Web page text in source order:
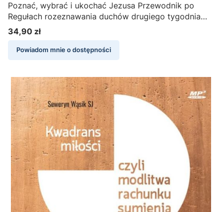
Poznać, wybrać i ukochać Jezusa Przewodnik po
Regułach rozeznawania duchów drugiego tygodnia
Ćwiczeń duchowych... - Krzysztof Dyrek SJ
Cena
34,90 zł
Powiadom mnie o dostępności